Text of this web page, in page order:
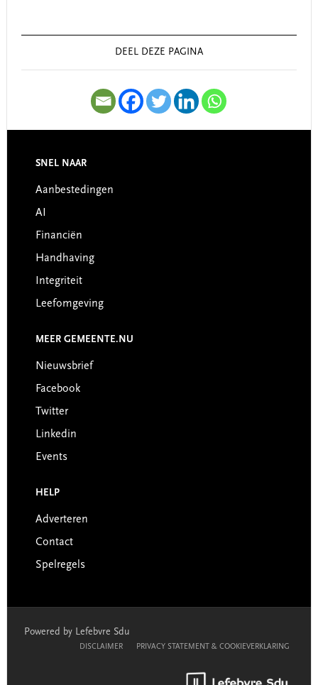
Sidebar
DEEL DEZE PAGINA
Footer
SNEL NAAR
Aanbestedingen
AI
Financiën
Handhaving
Integriteit
Leefomgeving
MEER GEMEENTE.NU
Nieuwsbrief
Facebook
Twitter
Linkedin
Events
HELP
Adverteren
Contact
Spelregels
Powered by Lefebvre Sdu
DISCLAIMER PRIVACY STATEMENT & COOKIEVERKLARING